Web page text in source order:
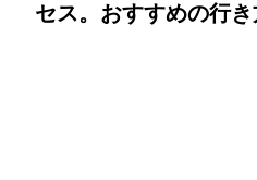
セス。おすすめの行き